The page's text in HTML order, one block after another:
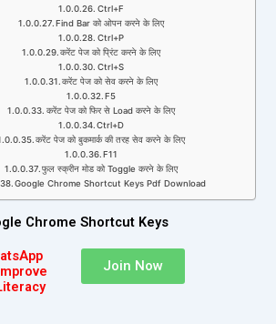
Ctrl+F
Find Bar को ओपन करने के लिए
Ctrl+P
करेंट पेज को प्रिंट करने के लिए
Ctrl+S
करेंट पेज को सेव करने के लिए
F5
करेंट पेज को फिर से Load करने के लिए
Ctrl+D
करेंट पेज को बुकमार्क की तरह सेव करने के लिए
F11
फुल स्क्रीन मोड को Toggle करने के लिए
Google Chrome Shortcut Keys Pdf Download
Chrome Shortcut Keys
Join Now